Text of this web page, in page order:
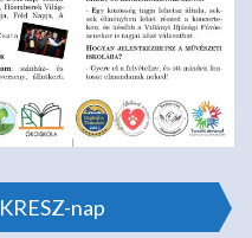
KRESZ-nap